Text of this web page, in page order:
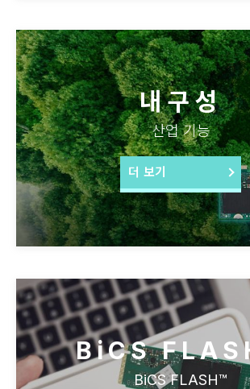
내구성
산업 기능
더 보기
BiCS
BiCS FLASH™